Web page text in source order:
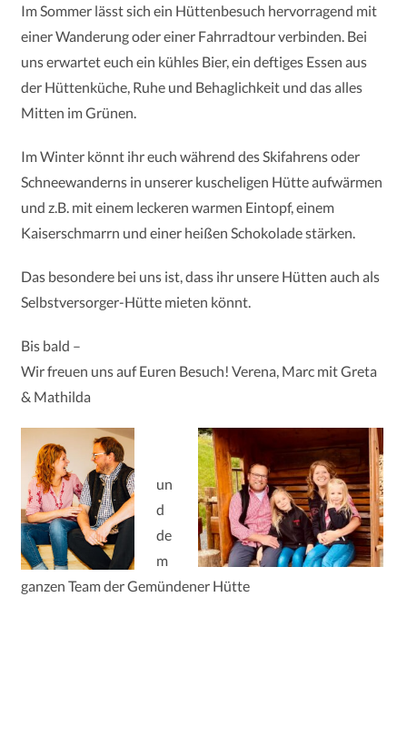
Im Sommer lässt sich ein Hüttenbesuch hervorragend mit
einer Wanderung oder einer Fahrradtour verbinden. Bei
uns erwartet euch ein kühles Bier, ein deftiges Essen aus
der Hüttenküche, Ruhe und Behaglichkeit und das alles
Mitten im Grünen.
Im Winter könnt ihr euch während des Skifahrens oder
Schneewanderns in unserer kuscheligen Hütte aufwärmen
und z.B. mit einem leckeren warmen Eintopf, einem
Kaiserschmarrn und einer heißen Schokolade stärken.
Das besondere bei uns ist, dass ihr unsere Hütten auch als
Selbstversorger-Hütte mieten könnt.
Bis bald –
Wir freuen uns auf Euren Besuch! Verena, Marc mit Greta
& Mathilda
un
d
de
m
ganzen Team der Gemündener Hütte